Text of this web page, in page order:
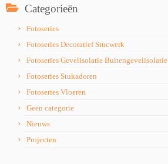
Categorieën
Fotoseries
Fotoseries Decoratief Stucwerk
Fotoseries Gevelisolatie Buitengevelisolatie
Fotoseries Stukadoren
Fotoseries Vloeren
Geen categorie
Nieuws
Projecten